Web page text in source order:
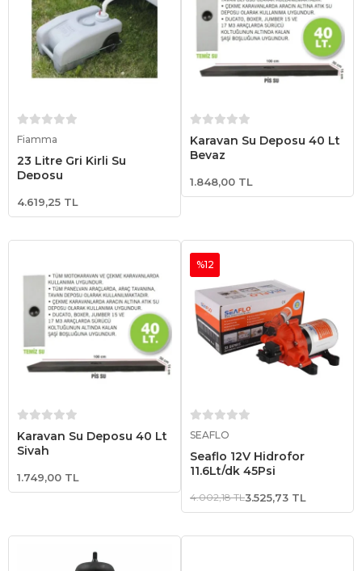
Fiamma
23 Litre Gri Kirli Su
Deposu
4.619,25 TL
Karavan Su Deposu 40 Lt
Beyaz
1.848,00 TL
Karavan Su Deposu 40 Lt
Siyah
1.749,00 TL
SEAFLO
Seaflo 12V Hidrofor
11.6Lt/dk 45Psi
%12
4.002,18 TL3.525,73 TL